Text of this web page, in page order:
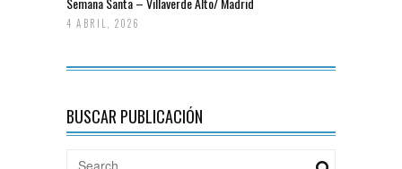
4 ABRIL, 2026
BUSCAR PUBLICACIÓN